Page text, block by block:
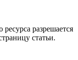
разрешается
статьи.